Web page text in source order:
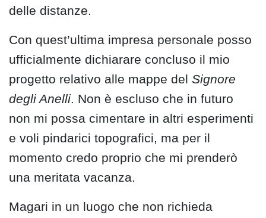
delle distanze.
Con quest’ultima impresa personale posso
ufficialmente dichiarare concluso il mio
progetto relativo alle mappe del Signore
degli Anelli. Non è escluso che in futuro
non mi possa cimentare in altri esperimenti
e voli pindarici topografici, ma per il
momento credo proprio che mi prenderò
una meritata vacanza.
Magari in un luogo che non richieda